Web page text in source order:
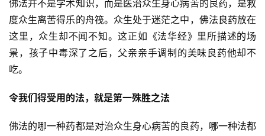
教
人
物
寺
巡
登录
佛法并不是学术知识，而是医治众生身心病苦的良药，是救
度众生离苦得乐的舟筏。众生处于迷茫之中，佛法良药放在
这里，众生却不闻不知。这正如《法华经》里所描述的场
景，孩子中毒深了之后，父亲亲手调制的美味良药他却不
吃。
令我们得受用的法，就是第一殊胜之法
佛法的哪一种药都是对治众生身心病苦的良药，哪一种法都